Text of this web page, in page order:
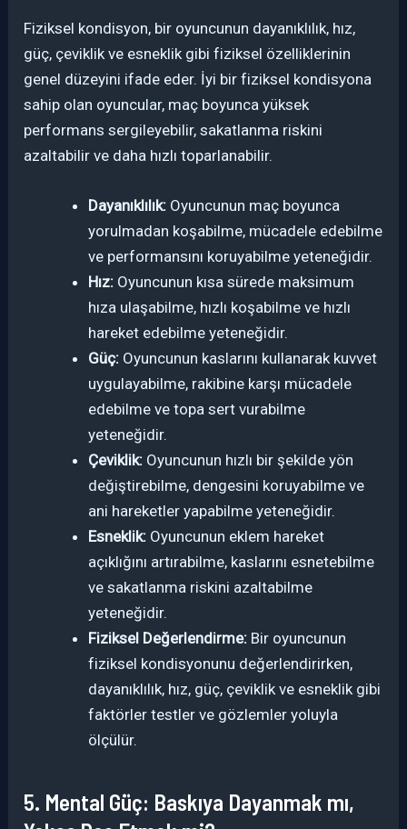
Fiziksel kondisyon, bir oyuncunun dayanıklılık, hız,
güç, çeviklik ve esneklik gibi fiziksel özelliklerinin
genel düzeyini ifade eder. İyi bir fiziksel kondisyona
sahip olan oyuncular, maç boyunca yüksek
performans sergileyebilir, sakatlanma riskini
azaltabilir ve daha hızlı toparlanabilir.
Dayanıklılık: Oyuncunun maç boyunca
yorulmadan koşabilme, mücadele edebilme
ve performansını koruyabilme yeteneğidir.
Hız: Oyuncunun kısa sürede maksimum
hıza ulaşabilme, hızlı koşabilme ve hızlı
hareket edebilme yeteneğidir.
Güç: Oyuncunun kaslarını kullanarak kuvvet
uygulayabilme, rakibine karşı mücadele
edebilme ve topa sert vurabilme
yeteneğidir.
Çeviklik: Oyuncunun hızlı bir şekilde yön
değiştirebilme, dengesini koruyabilme ve
ani hareketler yapabilme yeteneğidir.
Esneklik: Oyuncunun eklem hareket
açıklığını artırabilme, kaslarını esnetebilme
ve sakatlanma riskini azaltabilme
yeteneğidir.
Fiziksel Değerlendirme: Bir oyuncunun
fiziksel kondisyonunu değerlendirirken,
dayanıklılık, hız, güç, çeviklik ve esneklik gibi
faktörler testler ve gözlemler yoluyla
ölçülür.
5. Mental Güç: Baskıya Dayanmak mı,